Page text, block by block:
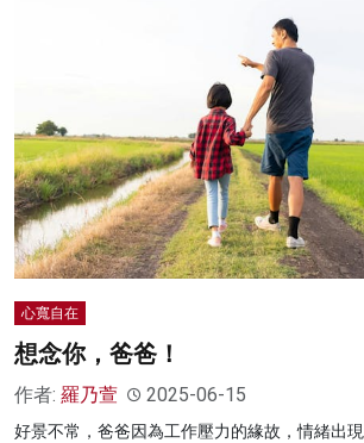
心寬自在
想念你，爸爸！
作者: 羅乃萱 2025-06-15
好景不常，爸爸因為工作壓力的緣故，情緒出